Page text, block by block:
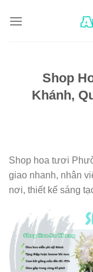
Shop
Khánh,
Shop hoa tươi
giao nhanh, nhân
nơi, thiết kế sáng